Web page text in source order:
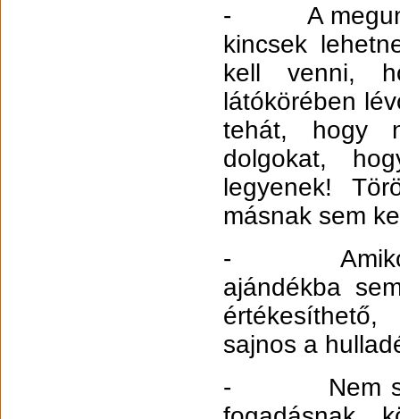
- A megunt
kincsek
kell venni,
látókörében
tehát, hogy
dolgokat,
legyenek!
másnak sem
- Amikor
ajándékba
sajnos a
- Nem